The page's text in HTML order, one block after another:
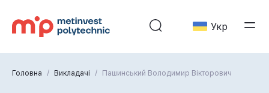
Укр
Головна / Викладачі / Пашинський Володимир Вікторович